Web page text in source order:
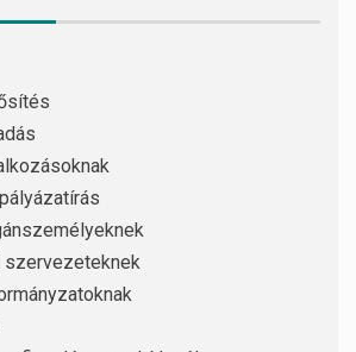
szervezeteknek